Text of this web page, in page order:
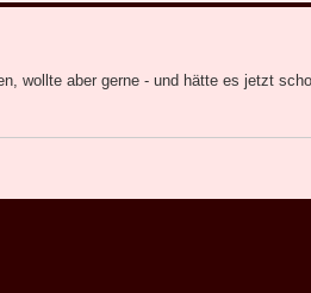
wollte aber gerne - und hätte es jetzt